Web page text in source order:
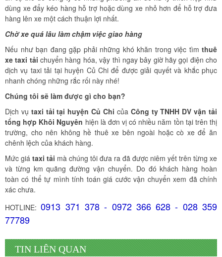
dùng xe đẩy kéo hàng hỗ trợ hoặc dùng xe nhỏ hơn để hỗ trợ đưa
hàng lên xe một cách thuận lợi nhất.
Chờ xe quá lâu làm chậm việc giao hàng
Nếu như bạn đang gặp phải những khó khăn trong việc tìm thuê
xe taxi tải chuyển hàng hóa, vậy thì ngay bây giờ hãy gọi điện cho
dịch vụ taxi tải tại huyện Củ Chi để được giải quyết và khắc phục
nhanh chóng những rắc rối này nhé!
Chúng tôi sẽ làm được gì cho bạn?
Dịch vụ taxi tải tại huyện Củ Chi của Công ty TNHH DV vận tải
tổng hợp Khôi Nguyên hiện là đơn vị có nhiều năm tồn tại trên thị
trường, cho nên không hề thuê xe bên ngoài hoặc cò xe để ăn
chênh lệch của khách hàng.
Mức giá taxi tải mà chúng tôi đưa ra đã được niêm yết trên từng xe
và từng km quãng đường vận chuyển. Do đó khách hàng hoàn
toàn có thể tự mình tính toán giá cước vận chuyển xem đã chính
xác chưa.
HOTLINE:0913 371 378 - 0972 366 628 - 028 359
77789
TIN LIÊN QUAN
Vừa qua tôi có chuyển văn phòng từ 3/2 về đường Cộng
nhưng cuối cùng tôi quyết định chọn công ty Khôi